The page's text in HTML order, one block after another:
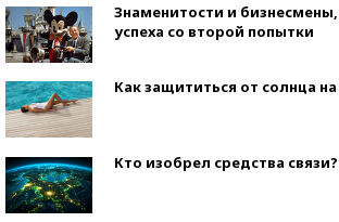
Знаменитости и
успеха со второй попытки
Как защититься от солнца
Кто изобрел средства связи?